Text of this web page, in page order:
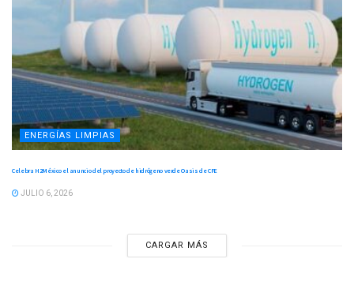
ENERGÍAS LIMPIAS
Celebra H2México el anuncio del proyecto de hidrógeno verde Oasis de CFE
JULIO 6, 2026
CARGAR MÁS